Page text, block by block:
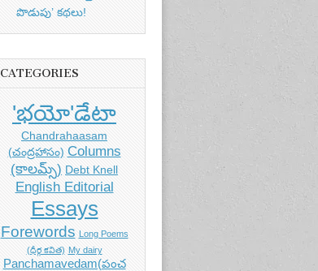
పొడుపు’ కథలు!
CATEGORIES
'భయో'డేటా
Chandrahaasam
(చంద్రహాసం) Columns
(కాలమ్స్) Debt Knell
English Editorial
Essays
Forewords Long Poems
(ధీర్గ కవిత) My dairy
Panchamavedam(పంచ